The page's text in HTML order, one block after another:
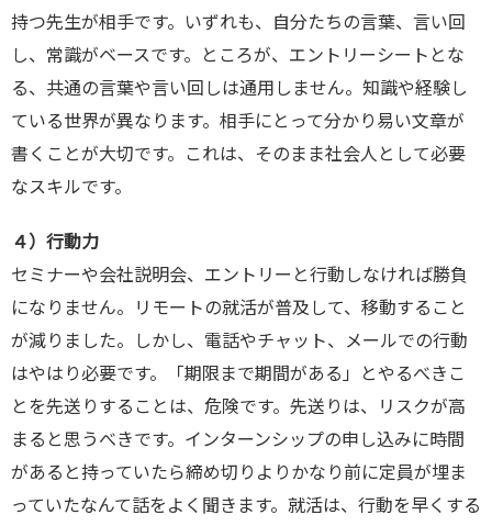
持つ先生が相手です。いずれも、自分たちの言葉、言い回
し、常識がベースです。ところが、エントリーシートとな
る、共通の言葉や言い回しは通用しません。知識や経験し
ている世界が異なります。相手にとって分かり易い文章が
書くことが大切です。これは、そのまま社会人として必要
なスキルです。
４）行動力
セミナーや会社説明会、エントリーと行動しなければ勝負
になりません。リモートの就活が普及して、移動すること
が減りました。しかし、電話やチャット、メールでの行動
はやはり必要です。「期限まで期間がある」とやるべきこ
とを先送りすることは、危険です。先送りは、リスクが高
まると思うべきです。インターンシップの申し込みに時間
があると持っていたら締め切りよりかなり前に定員が埋ま
っていたなんて話をよく聞きます。就活は、行動を早くする